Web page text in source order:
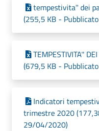
tempestivita'' dei
(255,5 KB -
TEMPESTIVITA''
(679,5 KB -
Indicatori
trimestre 2020
29/04/2020)